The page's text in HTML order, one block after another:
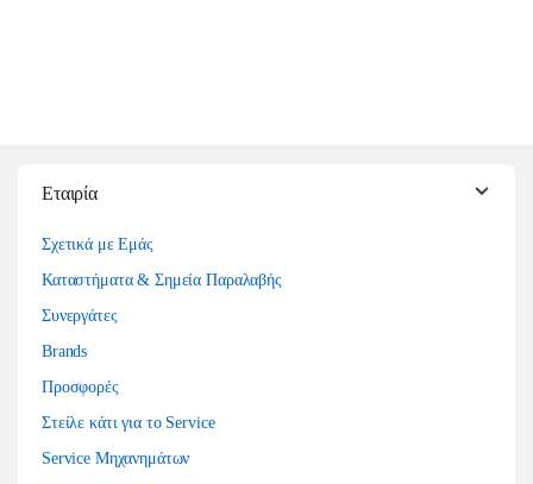
Εταιρία
Σχετικά με Εμάς
Καταστήματα & Σημεία Παραλαβής
Συνεργάτες
Brands
Προσφορές
Στείλε κάτι για το Service
Service Μηχανημάτων